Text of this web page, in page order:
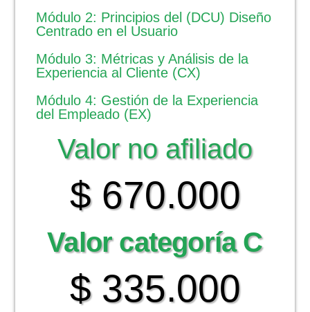
Módulo 2: Principios del (DCU) Diseño
Centrado en el Usuario
Módulo 3: Métricas y Análisis de la
Experiencia al Cliente (CX)
Módulo 4: Gestión de la Experiencia
del Empleado (EX)
Valor no afiliado
$ 670.000
Valor categoría C
$ 335.000